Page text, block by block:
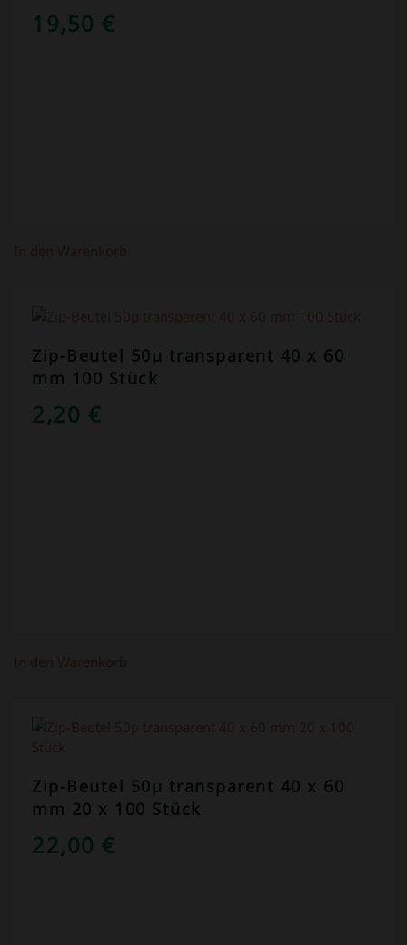
19,50 €
Zip-Beutel 50µ transparent 40 x 60
mm 100 Stück
2,20 €
Zip-Beutel 50µ transparent 40 x 60
mm 20 x 100 Stück
22,00 €